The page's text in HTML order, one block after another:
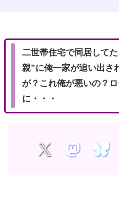
二世帯住宅で同居して
親”に俺一家が追い出さ
が？これ俺が悪いの？
に・・・